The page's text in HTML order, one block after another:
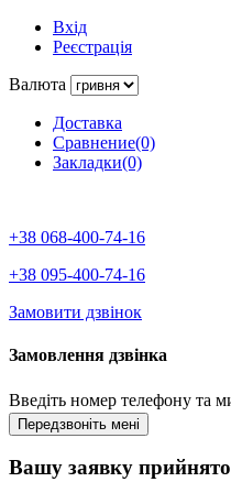
Вхід
Реєстрація
Валюта
Доставка
Сравнение(0)
Закладки(0)
+38 068-400-74-16
+38 095-400-74-16
Замовити дзвінок
Замовлення дзвінка
Введіть номер телефону та
Вашу заявку прийнято